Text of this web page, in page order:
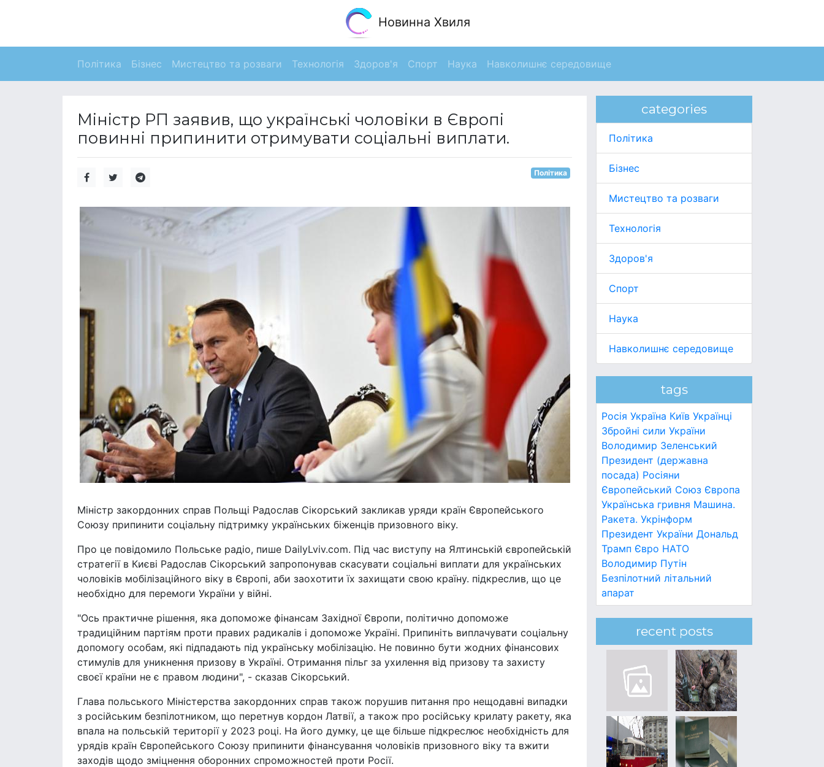
Новинна Хвиля
Політика Бізнес Мистецтво та розваги Технологія Здоров'я Спорт Наука Навколишнє середовище
Міністр РП заявив, що українські чоловіки в Європі
повинні припинити отримувати соціальні виплати.
Політика
Міністр закордонних справ Польщі Радослав Сікорський закликав уряди країн Європейського
Союзу припинити соціальну підтримку українських біженців призовного віку.
Про це повідомило Польське радіо, пише DailyLviv.com. Під час виступу на Ялтинській європейській
стратегії в Києві Радослав Сікорський запропонував скасувати соціальні виплати для українських
чоловіків мобілізаційного віку в Європі, аби заохотити їх захищати свою країну. підкреслив, що це
необхідно для перемоги України у війні.
"Ось практичне рішення, яка допоможе фінансам Західної Європи, політично допоможе
традиційним партіям проти правих радикалів і допоможе Україні. Припиніть виплачувати соціальну
допомогу особам, які підпадають під українську мобілізацію. Не повинно бути жодних фінансових
стимулів для уникнення призову в Україні. Отримання пільг за ухилення від призову та захисту
своєї країни не є правом людини", - сказав Сікорський.
Глава польського Міністерства закордонних справ також порушив питання про нещодавні випадки
з російським безпілотником, що перетнув кордон Латвії, а також про російську крилату ракету, яка
впала на польській території у 2023 році. На його думку, це ще більше підкреслює необхідність для
урядів країн Європейського Союзу припинити фінансування чоловіків призовного віку та вжити
заходів щодо зміцнення оборонних спроможностей проти Росії.
categories
Політика
Бізнес
Мистецтво та розваги
Технологія
Здоров'я
Спорт
Наука
Навколишнє середовище
tags
Росія Україна Київ Українці
Збройні сили України
Володимир Зеленський
Президент (державна
посада) Росіяни
Європейський Союз Європа
Українська гривня Машина.
Ракета. Укрінформ
Президент України Дональд
Трамп Євро НАТО
Володимир Путін
Безпілотний літальний
апарат
recent posts